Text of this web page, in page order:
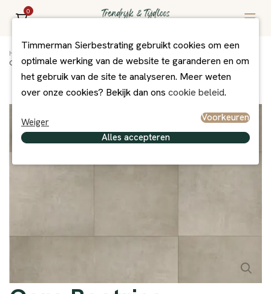
0
Home Excluton Exclusief
Cera Beatrice 60x60x3 cm
Timmerman Sierbestrating gebruikt cookies om een
optimale werking van de website te garanderen en om
het gebruik van de site te analyseren. Meer weten
over onze cookies? Bekijk dan ons cookie beleid.
Weiger
Voorkeuren
Alles accepteren